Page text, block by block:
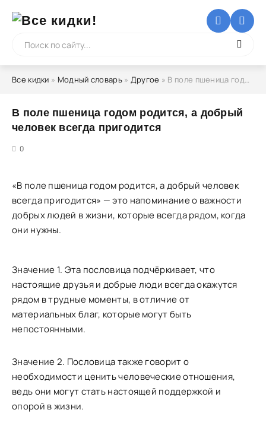
Все кидки » Модный словарь» Другое » В поле пшеница годом родится, а добрый человек всегда пригодится
В поле пшеница годом родится, а добрый
человек всегда пригодится
0
«В поле пшеница годом родится, а добрый человек
всегда пригодится» — это напоминание о важности
добрых людей в жизни, которые всегда рядом, когда
они нужны.
Значение 1. Эта пословица подчёркивает, что
настоящие друзья и добрые люди всегда окажутся
рядом в трудные моменты, в отличие от
материальных благ, которые могут быть
непостоянными.
Значение 2. Пословица также говорит о
необходимости ценить человеческие отношения,
ведь они могут стать настоящей поддержкой и
опорой в жизни.